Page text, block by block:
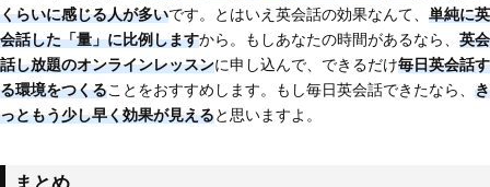
くらいに感じる人が多いです。とはいえ英会話の効果なんて、 単純に英
会話した「量」に比例しますから。もしあなたの時間があるなら、 英会
話し放題のオンラインレッスンに申し込んで、できるだけ毎日英会話す
る環境をつくることをおすすめします。もし毎日英会話できたなら、 き
っともう少し早く効果が見えると思いますよ。